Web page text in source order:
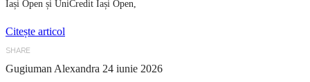
Iași Open și UniCredit Iași Open,
Citește articol
SHARE
Gugiuman Alexandra 24 iunie 2026